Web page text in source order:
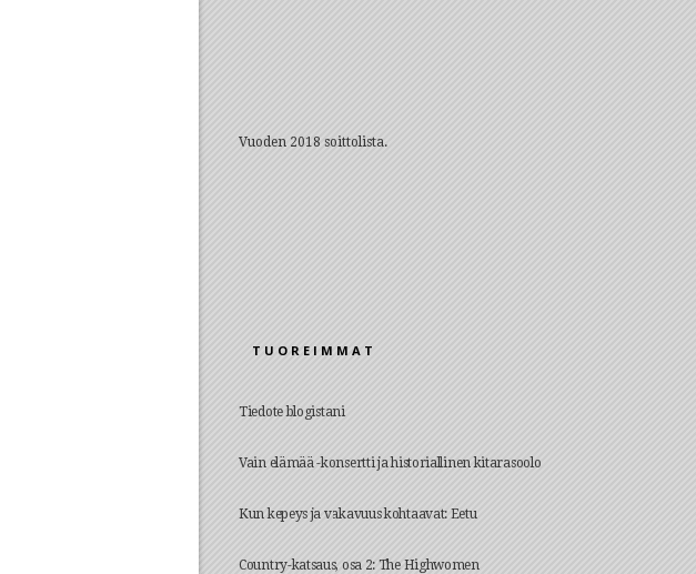
Vuoden 2018 soittolista.
TUOREIMMAT
Tiedote blogistani
Vain elämää -konsertti ja historiallinen kitarasoolo
Kun kepeys ja vakavuus kohtaavat: Eetu
Country-katsaus, osa 2: The Highwomen